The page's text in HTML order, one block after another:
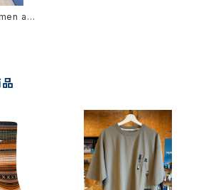
and